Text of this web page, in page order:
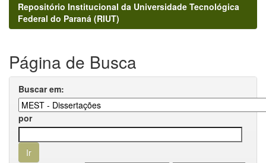
Repositório Institucional da Universidade Tecnológica
Federal do Paraná (RIUT)
Página de Busca
Buscar em:
por